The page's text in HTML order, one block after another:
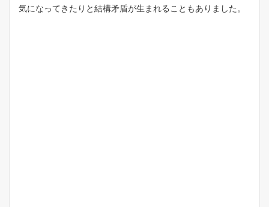
気になってきたりと結構矛盾が生まれることもありました。